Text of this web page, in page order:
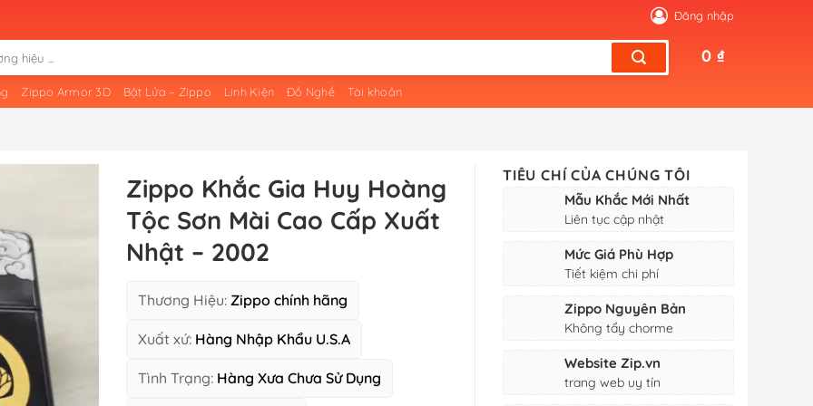
Đăng nhập
Zippo Armor 3D Bật Lửa – Zippo Linh Kiện Đồ Nghề Tài khoản
0 ₫
Zippo Khắc Gia Huy Hoàng
Tộc Sơn Mài Cao Cấp Xuất
Nhật – 2002
Thương Hiệu: Zippo chính hãng
Xuất xứ: Hàng Nhập Khẩu U.S.A
Tình Trạng: Hàng Xưa Chưa Sử Dụng
TIÊU CHÍ CỦA CHÚNG TÔI
Mẫu Khắc Mới Nhất
Liên tục cập nhật
Mức Giá Phù Hợp
Tiết kiệm chi phí
Zippo Nguyên Bản
Không tẩy chorme
Website Zip.vn
trang web uy tín